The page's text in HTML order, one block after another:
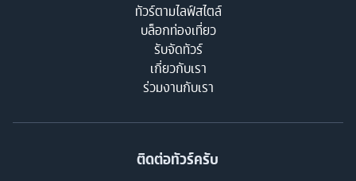
ทัวร์ตามไลฟ์สไตล์
บล็อกท่องเที่ยว
รับจัดทัวร์
เกี่ยวกับเรา
ร่วมงานกับเรา
ติดต่อทัวร์ครับ